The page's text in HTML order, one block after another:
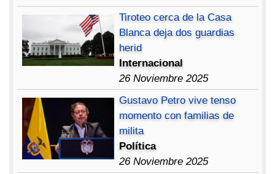
Tiroteo cerca de la Casa
Blanca deja dos guardias
herid
Internacional
26 Noviembre 2025
Gustavo Petro vive tenso
momento con familias de
milita
Política
26 Noviembre 2025